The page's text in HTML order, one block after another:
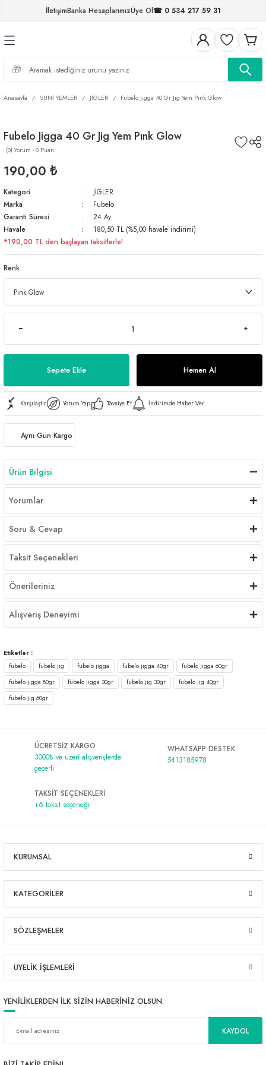
İletişimBanka HesaplarımızÜye Ol☎ 0 534 217 59 31
Geri Dön
Geri Dön
Geri Dön
Geri Dön
FIRDÖNDÜLER
Geri Dön
Geri Dön
Geri Dön
Geri Dön
Anasayfa SUNİ YEMLER JİGLER Fubelo Jigga 40 Gr Jig Yem Pınk Glow
Fubelo Jigga 40 Gr Jig Yem Pınk Glow
(0) Yorum - 0 Puan
190,00 ₺
Kategori
JİGLER
Marka
Fubelo
Garanti Süresi
24 Ay
Havale
180,50 TL (%5,00 havale indirimi)
*190,00 TL den başlayan taksitlerle!
Renk
Sepete Ekle Hemen Al
Karşılaştır Yorum Yap Tavsiye Et İndirimde Haber Ver
Aynı Gün Kargo
Ürün Bilgisi
Yorumlar
Soru & Cevap
Taksit Seçenekleri
Önerileriniz
Alışveriş Deneyimi
Etiketler :
fubelo
fubelo jig fubelo jigga fubelo jigga 40gr
fubelo jigga 60gr
fubelo jigga 80gr
fubelo jigga 30gr fubelo jig 30gr
fubelo jig 40gr
fubelo jig 60gr
ÜCRETSİZ KARGO
3000₺ ve üzeri alışverişlerde
geçerli
WHATSAPP DESTEK
5413185978
TAKSİT SEÇENEKLERİ
+6 taksit seçeneği
KURUMSAL
KATEGORİLER
SÖZLEŞMELER
ÜYELİK İŞLEMLERİ
YENİLİKLERDEN İLK SİZİN HABERİNİZ OLSUN.
KAYDOL